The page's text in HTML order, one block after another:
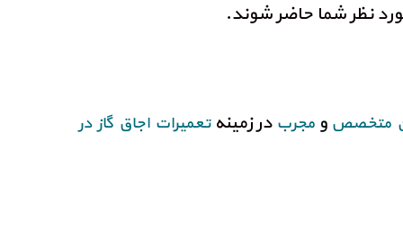
نظر شما حاضر شوند.
متخصص و مجرب در زمینهتعمیرات اجاق گاز در